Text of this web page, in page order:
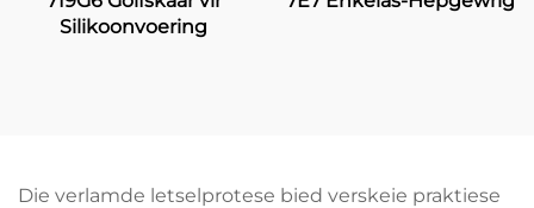
Silikoonvoering
Die verlamde letselprotese bied verskeie praktiese